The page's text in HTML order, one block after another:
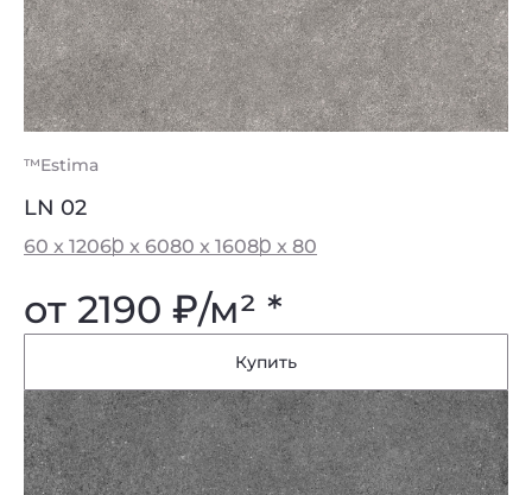
™Estima
LN 02
60 x 12060 x 6080 x 16080 x 80
от 2190 ₽/м² *
Купить